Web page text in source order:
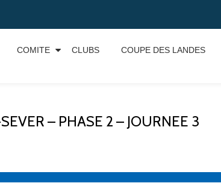
COMITE CLUBS COUPE DES LANDES
– PHASE 2 – JOURNEE 3